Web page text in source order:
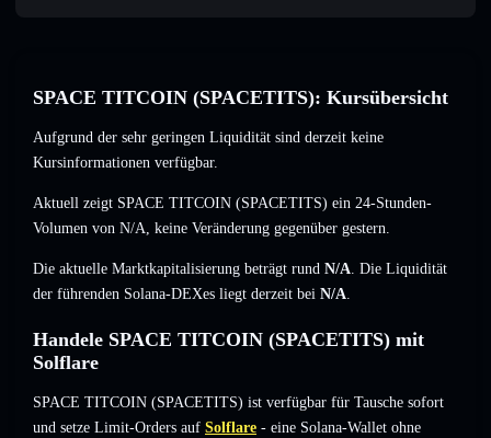
SPACE TITCOIN (SPACETITS): Kursübersicht
Aufgrund der sehr geringen Liquidität sind derzeit keine
Kursinformationen verfügbar.
Aktuell zeigt SPACE TITCOIN (SPACETITS) ein 24-Stunden-
Volumen von N/A, keine Veränderung gegenüber gestern.
Die aktuelle Marktkapitalisierung beträgt rund N/A. Die Liquidität
der führenden Solana-DEXes liegt derzeit bei N/A.
Handele SPACE TITCOIN (SPACETITS) mit
Solflare
SPACE TITCOIN (SPACETITS) ist verfügbar für Tausche sofort
und setze Limit-Orders auf Solflare - eine Solana-Wallet ohne